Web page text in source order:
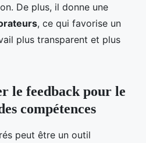
De plus, il donne une
, ce qui favorise un
plus transparent et plus
le feedback pour le
compétences
peut être un outil